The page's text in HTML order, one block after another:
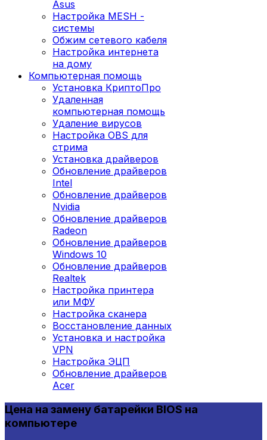
Asus
Настройка MESH -
системы
Обжим сетевого кабеля
Настройка интернета
на дому
Компьютерная помощь
Установка КриптоПро
Удаленная
компьютерная помощь
Удаление вирусов
Настройка OBS для
стрима
Установка драйверов
Обновление драйверов
Intel
Обновление драйверов
Nvidia
Обновление драйверов
Radeon
Обновление драйверов
Windows 10
Обновление драйверов
Realtek
Настройка принтера
или МФУ
Настройка сканера
Восстановление данных
Установка и настройка
VPN
Настройка ЭЦП
Обновление драйверов
Acer
Цена на замену батарейки BIOS на
компьютере